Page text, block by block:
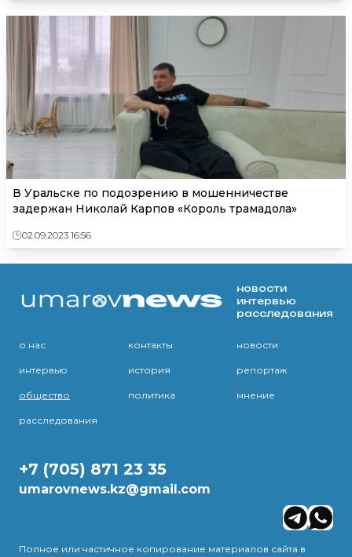
В Уральске по подозрению в мошенничестве
задержан Николай Карпов «Король трамадола»
02.09.2023 16:56
новости
интервью
расследования
о нас контакты новости
интервью история репортаж
общество политика мнение
расследования
+7 (705) 871 23 35
umarovnews.kz@gmail.com
Полное или частичное копирование материалов сайта в